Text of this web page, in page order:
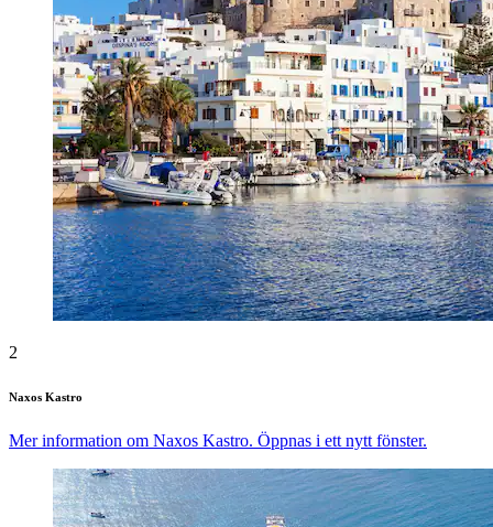
2
Naxos Kastro
Mer information om Naxos Kastro. Öppnas i ett nytt fönster.